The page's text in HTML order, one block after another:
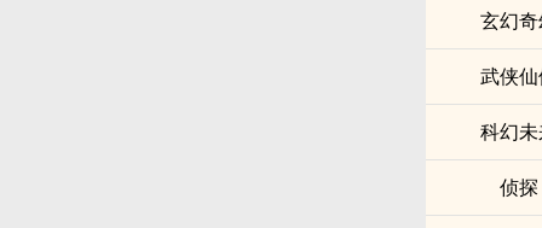
玄幻
武侠
科幻
侦探